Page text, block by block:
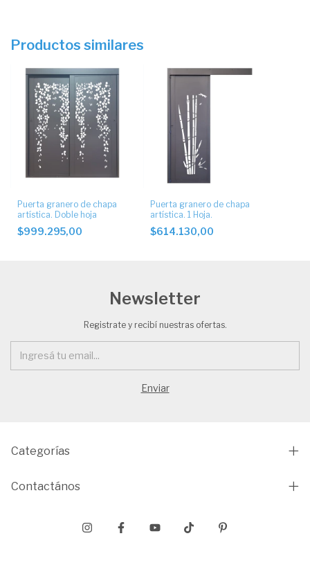
Productos similares
Puerta granero de chapa
artística. Doble hoja
$999.295,00
Puerta granero de chapa
artística. 1 Hoja.
$614.130,00
Newsletter
Registrate y recibí nuestras ofertas.
Categorías
Contactános